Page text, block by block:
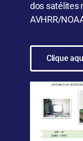
dos satélites
AVHRR/
Clique